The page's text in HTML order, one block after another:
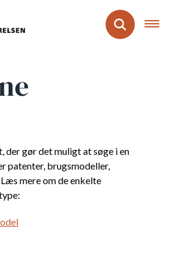
der gør det muligt at søge i en
patenter, brugsmodeller,
mere om de enkelte